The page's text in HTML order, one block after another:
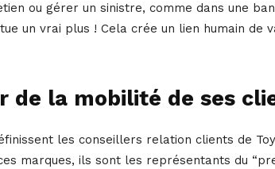
ou gérer un sinistre, comme dans une
un vrai plus ! Cela crée un lien humain de
de la mobilité de ses
les conseillers relation clients de
marques, ils sont les représentants du